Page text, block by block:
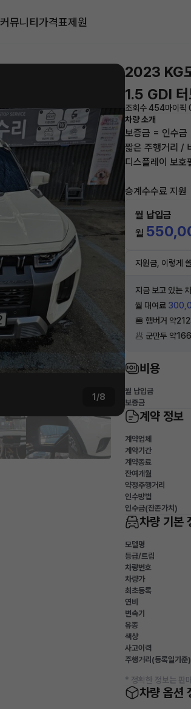
커뮤니티가격표제원
1/8
2023 KG
1.5 GDI
조회수 454마이픽
차량 소개
보증금 = 인수금
짧은 주행거리 /
디스플레이 보호
승계수수료 지원
월 납입금
월
지원금, 이렇게
지금 보고 있는
월 대여료
🍔 햄버거 약212
🥟 군만두 약
비용
월 납입금
보증금
계약 정보
계약업체
계약기간
계약종료
잔여개월
약정주행거리
인수방법
인수금(잔존가치)
차량 기본
모델명
등급/트림
차량번호
차량가
최초등록
연비
변속기
유종
색상
사고이력
주행거리(등록일기준)
* 정확한 정보는 판
차량 옵션